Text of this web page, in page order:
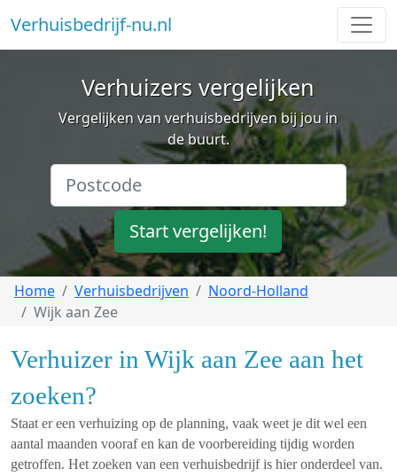
Verhuisbedrijf-nu.nl
Verhuizers vergelijken
Vergelijken van verhuisbedrijven bij jou in
de buurt.
Start vergelijken!
Home Verhuisbedrijven
Noord-Holland
Wijk aan Zee
Verhuizer in Wijk aan Zee aan het
zoeken?
Staat er een verhuizing op de planning, vaak weet je dit wel een
aantal maanden vooraf en kan de voorbereiding tijdig worden
getroffen. Het zoeken van een verhuisbedrijf is hier onderdeel van.